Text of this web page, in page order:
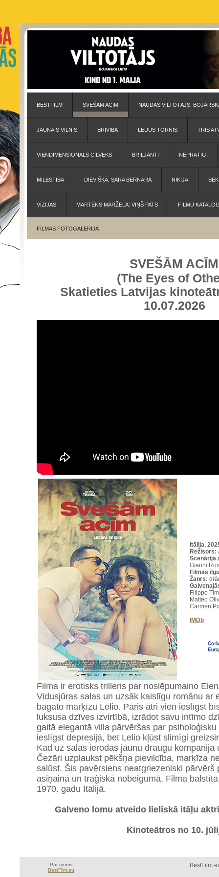
BESTFILM SVEŠĀM ACĪM NAUDAS VILTOTĀJS.
JAUNAIS VILNIS BRĪVĪBĀ LEDUS TORNIS TRĪS
VIENDIMENSIONĀLS CILVĒKS BRILJANTI NEPRĀTĪGI
MĪLESTĪBA DIEVIŠĶĀ: SĀRA BERNĀRA NIKIJA
VĪZIJAS MARTĒNS MARŽELA: VIŅŠ PATS FILMU
FILMAS FOTOGALERIJA
SVEŠĀM ACĪM
(The Eyes of
Skatieties Latvijas
10.07.2026
Itālija,
Režisors:
Scenārija
Gianni
Filmas
Žanrs:
Filippo
Matteo
Carmen
IMDb
Filma ir erotisks trilleris par noslēpumaino
Vidusjūras salas un uzsāk kaislīgu romānu ar
bagāto marķīzu Lelio. Pāris ātri vien ieslīgst
luksusa dzīves izvirtībā, izrādot savu intīmo
gaitā elegantā villa pārvēršas par
ieslīgst depresijā, bet Lelio kļūst slimīgi
Kad uz salas ierodas jaunu draugu kompānija
Čezāri uzplaukst pēkšņa pievilcība, marķīza
salūst. Šis pavērsiens neatgriezeniski pārvērš
asiņainā un traģiskā nobeigumā. Filma
1970. gadu Itālijā.
Galveno lomu atveido lieliskā itāļu
Kinoteātros no 10.
Par mums
BestFilm.eu